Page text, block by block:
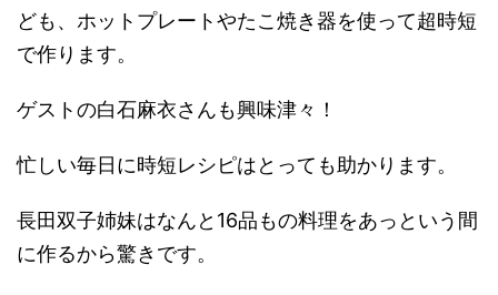
ども、ホットプレートやたこ焼き器を使って超時短
で作ります。
ゲストの白石麻衣さんも興味津々！
忙しい毎日に時短レシピはとっても助かります。
長田双子姉妹はなんと16品もの料理をあっという間
に作るから驚きです。